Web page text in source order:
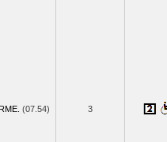
(07.54) 3